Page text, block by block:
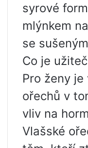
syrové
mlýnkem
se
Co je
Pro ženy
ořechů v
vliv na
Vlašské